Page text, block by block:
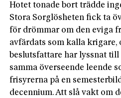
Hotet tonade bort trädde
Stora Sorglösheten fick ta
för drömmar om den eviga
avfärdats som kalla krigare,
beslutsfattare har lyssnat
samma överseende leende
frisyrerna på en
decennium. Att slå vakt om